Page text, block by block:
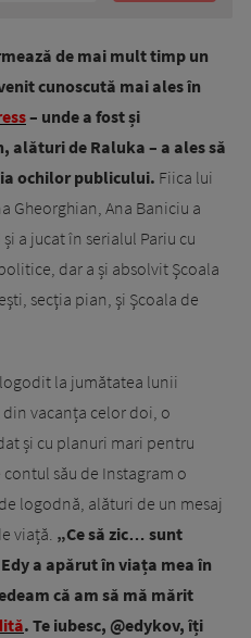
de mai mult timp un
cunoscută mai ales în
– unde a fost și
alături de Raluka – a ales să
ochilor publicului. Fiica lui
Gheorghian, Ana Baniciu a
a jucat în serialul Pariu cu
dar a și absolvit Şcoala
secţia pian, şi Şcoala de
logodit la jumătatea lunii
vacanța celor doi, o
și cu planuri mari pentru
său de Instagram o
logodnă, alături de un mesaj
viață. „Ce să zic… sunt
a apărut în viața mea în
că am să mă mărit
. Te iubesc, @edykov, îți